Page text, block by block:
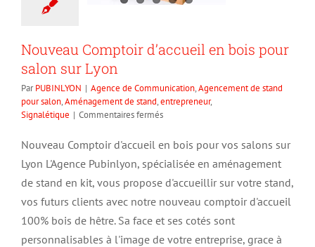
Nouveau Comptoir d’accueil en bois pour
salon sur Lyon
ParPUBINLYON | Agence de Communication,Agencement de stand
pour salon,Aménagement de stand,entrepreneur,
Signalétique | Commentaires ferméssur
Comptoir
en
bois
salon
sur
Lyon
Nouveau Comptoir d'accueil en bois pour vos salons sur
Lyon L'Agence Pubinlyon, spécialisée en aménagement
de stand en kit, vous propose d'accueillir sur votre stand,
vos futurs clients avec notre nouveau comptoir d'accueil
100% bois de hêtre. Sa face et ses cotés sont
personnalisables à l'image de votre entreprise, grace à